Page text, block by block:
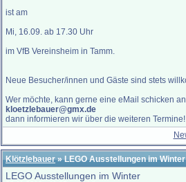
ist am
Mi, 16.09. ab 17.30 Uhr
im VfB Vereinsheim in Tamm.
Neue Besucher/innen und Gäste sind stets
Wer möchte, kann gerne eine eMail schicken an
kloetzlebauer@gmx.de
dann informieren wir über die weiteren Termine!
Klötzlebauer» LEGO Ausstellungen im Winter
LEGO Ausstellungen im Winter